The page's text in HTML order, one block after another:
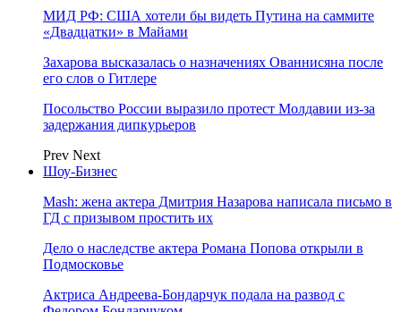
МИД РФ: США хотели бы видеть Путина на саммите
«Двадцатки» в Майами
Захарова высказалась о назначениях Ованнисяна после
его слов о Гитлере
Посольство России выразило протест Молдавии из-за
задержания дипкурьеров
Prev Next
Шоу-Бизнес
Mash: жена актера Дмитрия Назарова написала письмо в
ГД с призывом простить их
Дело о наследстве актера Романа Попова открыли в
Подмосковье
Актриса Андреева-Бондарчук подала на развод с